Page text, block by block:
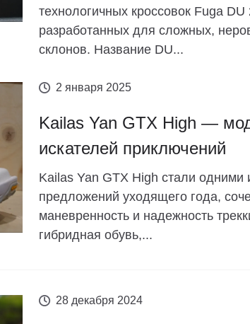
технологичных кроссовок Fuga DU
разработанных для сложных,
склонов. Название DU...
2 января 2025
Kailas Yan GTX High —
искателей приключений
Kailas Yan GTX High стали одними
предложений уходящего года,
маневренность и надежность
гибридная обувь,...
28 декабря 2024